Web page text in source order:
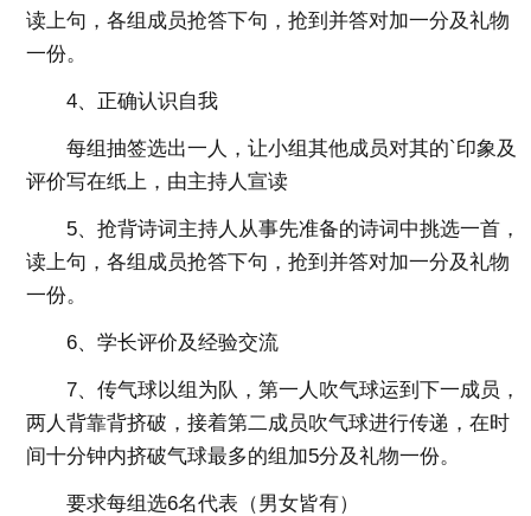
读上句，各组成员抢答下句，抢到并答对加一分及礼物
一份。
4、正确认识自我
每组抽签选出一人，让小组其他成员对其的`印象及
评价写在纸上，由主持人宣读
5、抢背诗词主持人从事先准备的诗词中挑选一首，
读上句，各组成员抢答下句，抢到并答对加一分及礼物
一份。
6、学长评价及经验交流
7、传气球以组为队，第一人吹气球运到下一成员，
两人背靠背挤破，接着第二成员吹气球进行传递，在时
间十分钟内挤破气球最多的组加5分及礼物一份。
要求每组选6名代表（男女皆有）